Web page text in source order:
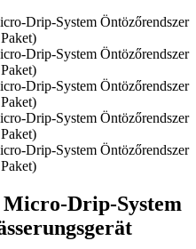
Micro-Drip-System